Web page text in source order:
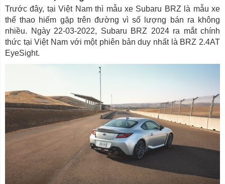
Trước đây, tại Việt Nam thì mẫu xe Subaru BRZ là mẫu xe
thể thao hiếm gặp trên đường vì số lượng bán ra không
nhiều. Ngày 22-03-2022, Subaru BRZ 2024 ra mắt chính
thức tại Việt Nam với một phiên bản duy nhất là BRZ 2.4AT
EyeSight.